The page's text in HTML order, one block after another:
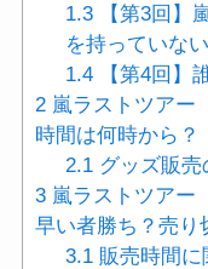
1.3 【第3回】
を持っていな
1.4 【第4回】
2嵐ラストツアー
時間は何時から？
2.1 グッズ販
3嵐ラストツアー
早い者勝ち？売り
3.1 販売時間に